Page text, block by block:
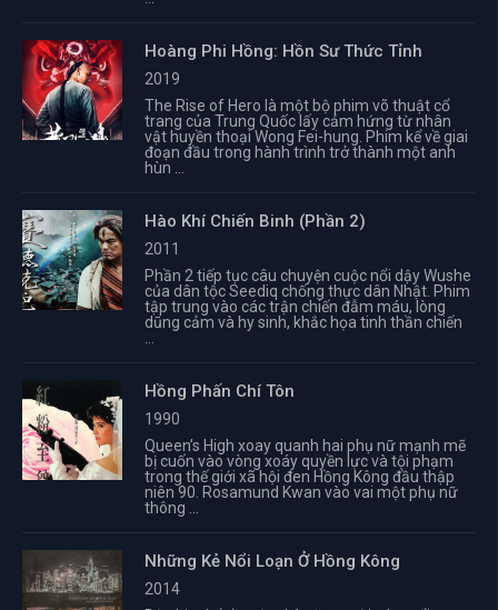
Hoàng Phi Hồng: Hồn Sư Thức Tỉnh
2019
The Rise of Hero là một bộ phim võ thuật cổ
trang của Trung Quốc lấy cảm hứng từ nhân
vật huyền thoại Wong Fei-hung. Phim kể về giai
đoạn đầu trong hành trình trở thành một anh
hùn ...
Hào Khí Chiến Binh (Phần 2)
2011
Phần 2 tiếp tục câu chuyện cuộc nổi dậy Wushe
của dân tộc Seediq chống thực dân Nhật. Phim
tập trung vào các trận chiến đẫm máu, lòng
dũng cảm và hy sinh, khắc họa tinh thần chiến
Hồng Phấn Chí Tôn
1990
Queen’s High xoay quanh hai phụ nữ mạnh mẽ
bị cuốn vào vòng xoáy quyền lực và tội phạm
trong thế giới xã hội đen Hồng Kông đầu thập
niên 90. Rosamund Kwan vào vai một phụ nữ
thông ...
Những Kẻ Nổi Loạn Ở Hồng Kông
2014